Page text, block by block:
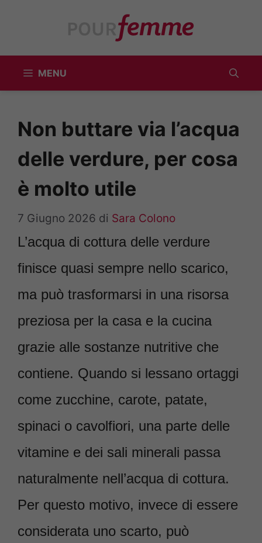
MENU
Non buttare via l’acqua
delle verdure, per cosa
è molto utile
7 Giugno 2026 di Sara Colono
L’acqua di cottura delle verdure
finisce quasi sempre nello scarico,
ma può trasformarsi in una risorsa
preziosa per la casa e la cucina
grazie alle sostanze nutritive che
contiene. Quando si lessano ortaggi
come zucchine, carote, patate,
spinaci o cavolfiori, una parte delle
vitamine e dei sali minerali passa
naturalmente nell’acqua di cottura.
Per questo motivo, invece di essere
considerata uno scarto, può